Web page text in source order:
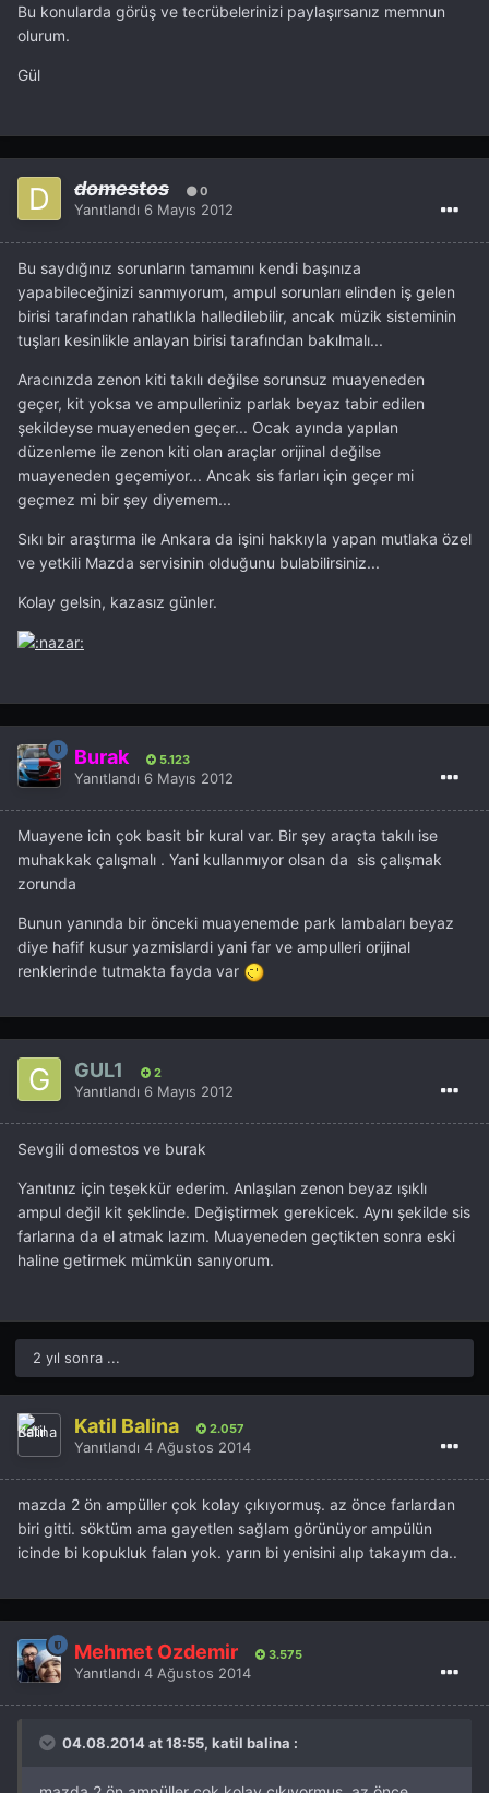
Bu konularda görüş ve tecrübelerinizi paylaşırsanız memnun
olurum.
Gül
domestos 0
Yanıtlandı 6 Mayıs 2012
Bu saydığınız sorunların tamamını kendi başınıza
yapabileceğinizi sanmıyorum, ampul sorunları elinden iş gelen
birisi tarafından rahatlıkla halledilebilir, ancak müzik sisteminin
tuşları kesinlikle anlayan birisi tarafından bakılmalı...
Aracınızda zenon kiti takılı değilse sorunsuz muayeneden
geçer, kit yoksa ve ampulleriniz parlak beyaz tabir edilen
şekildeyse muayeneden geçer... Ocak ayında yapılan
düzenleme ile zenon kiti olan araçlar orijinal değilse
muayeneden geçemiyor... Ancak sis farları için geçer mi
geçmez mi bir şey diyemem...
Sıkı bir araştırma ile Ankara da işini hakkıyla yapan mutlaka özel
ve yetkili Mazda servisinin olduğunu bulabilirsiniz...
Kolay gelsin, kazasız günler.
Burak 5.123
Yanıtlandı 6 Mayıs 2012
Muayene icin çok basit bir kural var. Bir şey araçta takılı ise
muhakkak çalışmalı . Yani kullanmıyor olsan da sis çalışmak
zorunda
Bunun yanında bir önceki muayenemde park lambaları beyaz
diye hafif kusur yazmislardi yani far ve ampulleri orijinal
renklerinde tutmakta fayda var
GUL1 2
Yanıtlandı 6 Mayıs 2012
Sevgili domestos ve burak
Yanıtınız için teşekkür ederim. Anlaşılan zenon beyaz ışıklı
ampul değil kit şeklinde. Değiştirmek gerekicek. Aynı şekilde sis
farlarına da el atmak lazım. Muayeneden geçtikten sonra eski
haline getirmek mümkün sanıyorum.
2 yıl sonra ...
Katil Balina 2.057
Yanıtlandı 4 Ağustos 2014
mazda 2 ön ampüller çok kolay çıkıyormuş. az önce farlardan
biri gitti. söktüm ama gayetlen sağlam görünüyor ampülün
icinde bi kopukluk falan yok. yarın bi yenisini alıp takayım da..
Mehmet Özdemir 3.575
Yanıtlandı 4 Ağustos 2014
04.08.2014 at 18:55, katil balina :